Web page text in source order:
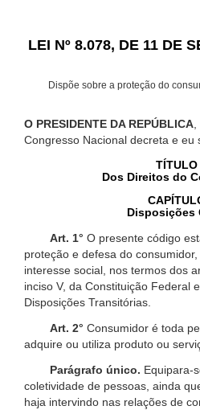
LEI Nº 8.078, DE 11 DE
Dispõe sobre a proteção do
O PRESIDENTE DA REPÚBLICA
Congresso Nacional decreta e eu
TÍTULO
Dos Direitos do
Disposições
Art. 1° O presente código
proteção e defesa do
interesse social, nos termos dos
inciso V, da Constituição Federal
Disposições Transitórias.
Art. 2° Consumidor é toda
adquire ou utiliza produto ou
Parágrafo único. Equipara-
coletividade de pessoas, ainda
haja intervindo nas relações de